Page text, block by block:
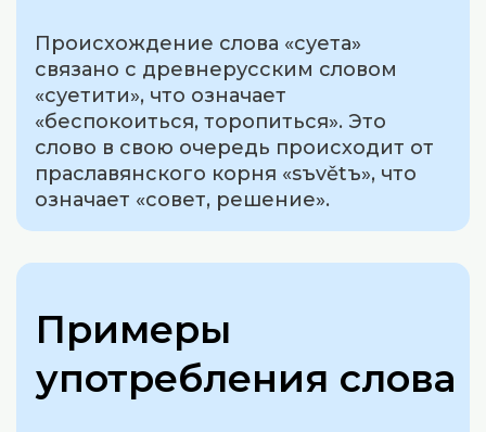
Происхождение слова «суета»
связано с древнерусским словом
«суетити», что означает
«беспокоиться, торопиться». Это
слово в свою очередь происходит от
праславянского корня «sъvětъ», что
означает «совет, решение».
Примеры
употребления слова